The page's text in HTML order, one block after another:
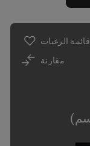
قائمة الرغبات
مقارنة